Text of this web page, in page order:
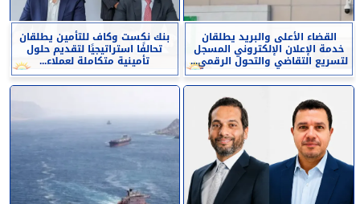
القضاء الأعلى والبريد يطلقان
خدمة الإعلان الإلكتروني المسجل
لتسريع التقاضي والتحول الرقمي...
بنك نكست وكاف للتأمين يطلقان
تحالفًا استراتيجيًا لتقديم حلول
تأمينية متكاملة لعملاء...